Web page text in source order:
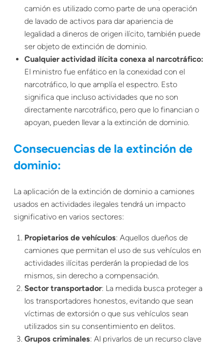
camión es utilizado como parte de una operación
de lavado de activos para dar apariencia de
legalidad a dineros de origen ilícito, también puede
ser objeto de extinción de dominio.
Cualquier actividad ilícita conexa al narcotráfico:
El ministro fue enfático en la conexidad con el
narcotráfico, lo que amplía el espectro. Esto
significa que incluso actividades que no son
directamente narcotráfico, pero que lo financian o
apoyan, pueden llevar a la extinción de dominio.
Consecuencias de la extinción de
dominio:
La aplicación de la extinción de dominio a camiones
usados en actividades ilegales tendrá un impacto
significativo en varios sectores:
Propietarios de vehículos: Aquellos dueños de
camiones que permitan el uso de sus vehículos en
actividades ilícitas perderán la propiedad de los
mismos, sin derecho a compensación.
Sector transportador: La medida busca proteger a
los transportadores honestos, evitando que sean
víctimas de extorsión o que sus vehículos sean
utilizados sin su consentimiento en delitos.
Grupos criminales: Al privarlos de un recurso clave